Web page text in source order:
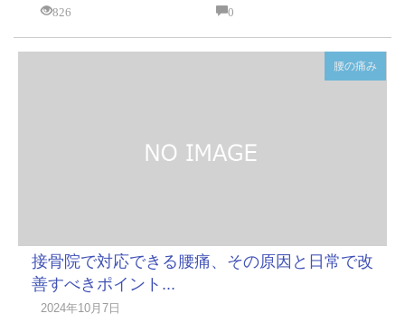
826
0
腰の痛み
接骨院で対応できる腰痛、その原因と日常で改
善すべきポイント...
2024年10月7日